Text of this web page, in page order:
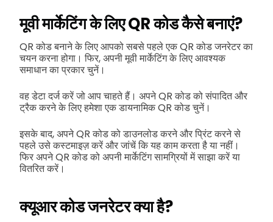
मूवी मार्केटिंग के लिए QR कोड कैसे बनाएं?
QR कोड बनाने के लिए आपको सबसे पहले एक QR कोड जनरेटर का
चयन करना होगा। फिर, अपनी मूवी मार्केटिंग के लिए आवश्यक
समाधान का प्रकार चुनें।
वह डेटा दर्ज करें जो आप चाहते हैं। अपने QR कोड को संपादित और
ट्रैक करने के लिए हमेशा एक डायनामिक QR कोड चुनें।
इसके बाद, अपने QR कोड को डाउनलोड करने और प्रिंट करने से
पहले उसे कस्टमाइज़ करें और जांचें कि यह काम करता है या नहीं।
फिर अपने QR कोड को अपनी मार्केटिंग सामग्रियों में साझा करें या
वितरित करें।
क्यूआर कोड जनरेटर क्या है?